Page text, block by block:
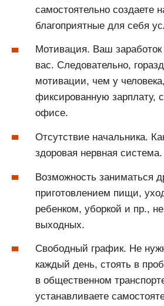
самостоятельно создаете
благоприятные для себя
Мотивация. Ваш заработок
вас. Следовательно,
мотивации, чем у
фиксированную зарплату,
офисе.
Отсутствие начальника.
здоровая нервная система.
Возможность заниматься
приготовлением пищи,
ребенком, уборкой и пр.,
выходных.
Свободный график. Не
каждый день, стоять в
в общественном
устанавливаете